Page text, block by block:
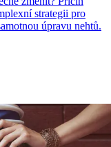
strategii pro
úpravu nehtů.